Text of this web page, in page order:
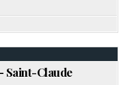
Saint-Claude